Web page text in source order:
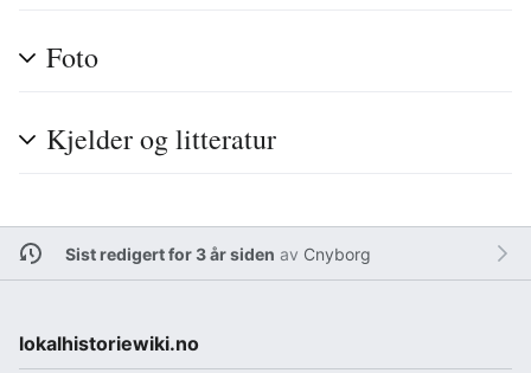
Foto
Kjelder og litteratur
Sist redigert for 3 år siden av Cnyborg
lokalhistoriewiki.no